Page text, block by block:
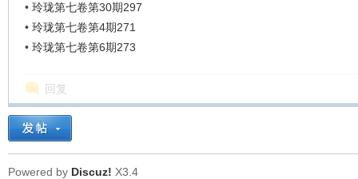
• 玲珑第七卷第30期297
• 玲珑第七卷第4期271
• 玲珑第七卷第6期273
回复
Powered by Discuz! X3.4